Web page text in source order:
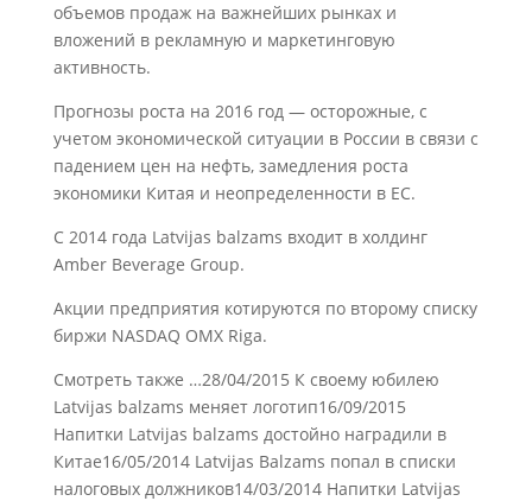
объемов продаж на важнейших рынках и
вложений в рекламную и маркетинговую
активность.
Прогнозы роста на 2016 год — осторожные, с
учетом экономической ситуации в России в связи с
падением цен на нефть, замедления роста
экономики Китая и неопределенности в ЕС.
С 2014 года Latvijas balzams входит в холдинг
Amber Beverage Group.
Акции предприятия котируются по второму списку
биржи NASDAQ OMX Riga.
Смотреть также …28/04/2015 К своему юбилею
Latvijas balzams меняет логотип16/09/2015
Напитки Latvijas balzams достойно наградили в
Китае16/05/2014 Latvijas Balzams попал в списки
налоговых должников14/03/2014 Напитки Latvijas